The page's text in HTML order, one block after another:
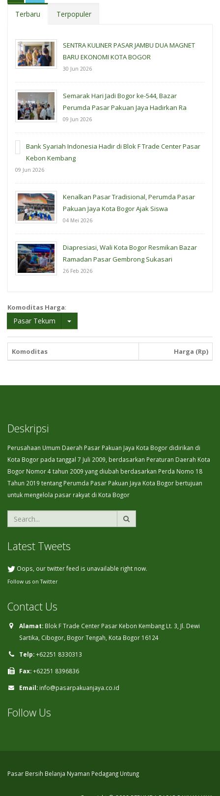
Terbaru Terpopuler
SENTRA KULINER PASAR JAMBU DUA MAGNET
BARU EKONOMI KOTA BOGOR
30 Jun 2026
Semarak Hari Jadi Bogor ke-544, Bazar
Perumda Pasar Pakuan Jaya Hadirkan Ra
09 Jun 2026
Bank Syariah Indonesia Hadir di Blok F Trade Center Pasar
Kebon Kembang
09 Jun 2026
Kenalkan Pasar Tradisional, Perumda Pasar
Pakuan Jaya Kota Bogor Ajak Siswa
04 Mei 2026
Diapresiasi, Wali Kota Bogor Resmikan Bazar
Ramadan Pasar Gembrong Sukasari
26 Feb 2026
Komoditas Harga:
Pasar Tekum
Komoditas Harga (Rp)
Deskripsi
Perusahaan Umum Daerah Pasar Pakuan Jaya Kota Bogor didirikan di
Kota Bogor pada tanggal 7 Juli 2009, berdasarkan Peraturan Daerah Kota
Bogor Nomor 4 tahun 2009 yang diubah berdasarkan Perda Nomo 18
Tahun 2019 tentang Perumda Pasar Pakuan Jaya Kota Bogor bertujuan
untuk mengelola pasar rakyat di Kota Bogor
Latest Tweets
Oops, our twitter feed is unavailable right now.
Follow us on Twitter
Contact Us
Alamat: Blok F Trade Center Pasar Kebon Kembang Lt. 3, Jl. Dewi
Sartika, Cibogor, Bogor Tengah, Kota Bogor 16124
Telp:+62251 8330313
Fax:+62251 8396836
Email: info@pasarpakuanjaya.co.id
Follow Us
Pasar Bersih Belanja Nyaman Pedagang Untung